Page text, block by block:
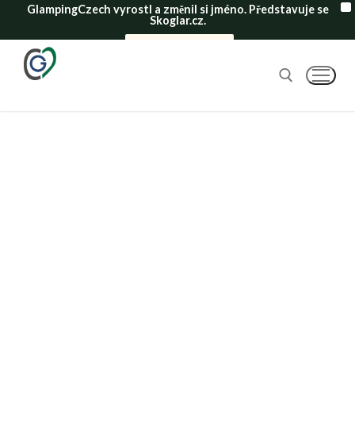
GlampingCzech vyrostl a změnil si jméno. Představuje se
Skoglar.cz.